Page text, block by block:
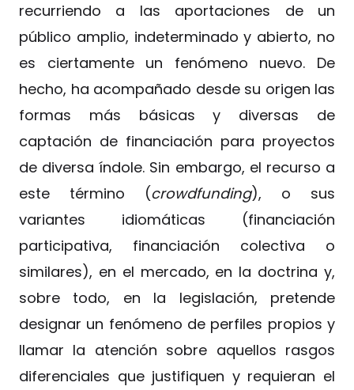
recurriendo a las aportaciones de un
público amplio, indeterminado y abierto, no
es ciertamente un fenómeno nuevo. De
hecho, ha acompañado desde su origen las
formas más básicas y diversas de
captación de financiación para proyectos
de diversa índole. Sin embargo, el recurso a
este término (crowdfunding), o sus
variantes idiomáticas (financiación
participativa, financiación colectiva o
similares), en el mercado, en la doctrina y,
sobre todo, en la legislación, pretende
designar un fenómeno de perfiles propios y
llamar la atención sobre aquellos rasgos
diferenciales que justifiquen y requieran el